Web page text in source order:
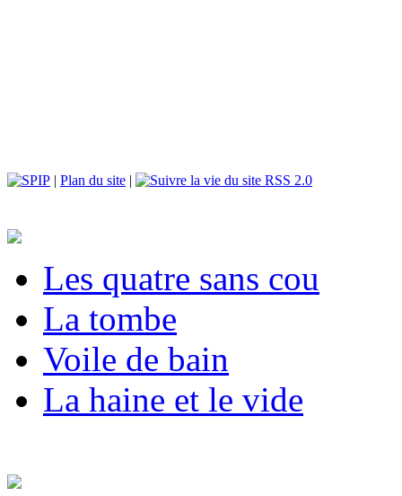
| Plan du site | RSS 2.0
Les quatre sans cou
La tombe
Voile de bain
La haine et le vide